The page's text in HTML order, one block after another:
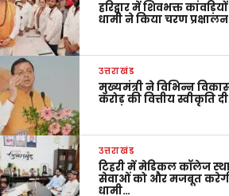
हरिद्वार में शिवभक्त
धामी ने किया चरण
उत्तराखंड
मुख्यमंत्री ने विभिन्न
करोड़ की वित्तीय स्वीकृति
उत्तराखंड
टिहरी में मेडिकल कॉलेज
सेवाओं को और मजबूत
धामी…